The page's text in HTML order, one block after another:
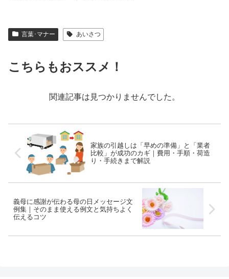
言葉･マナー あいさつ
こちらもおススメ！
関連記事は見つかりませんでした。
家族の引越しは「早めの準備」と「業者
比較」が成功のカギ｜費用・手順・荷造
り・手続きまで解説
義母に感謝が伝わる母の日メッセージ文
例集｜そのまま使える例文と気持ちよく
伝えるコツ